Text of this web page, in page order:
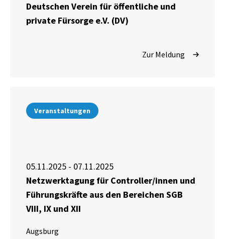
Deutschen Verein für öffentliche und
private Fürsorge e.V. (DV)
Zur Meldung
Veranstaltungen
05.11.2025 - 07.11.2025
Netzwerktagung für Controller/innen und
Führungskräfte aus den Bereichen SGB
VIII, IX und XII
Augsburg